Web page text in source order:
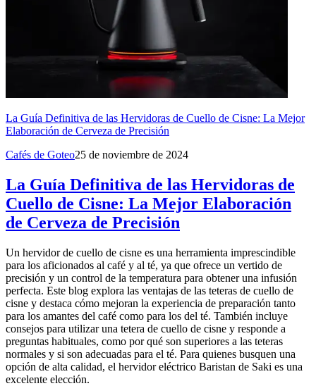
La Guía Definitiva de las Hervidoras de Cuello de Cisne: La Mejor
Elaboración de Cerveza de Precisión
Cafés de Goteo25 de noviembre de 2024
La Guía Definitiva de las Hervidoras de
Cuello de Cisne: La Mejor Elaboración
de Cerveza de Precisión
Un hervidor de cuello de cisne es una herramienta imprescindible
para los aficionados al café y al té, ya que ofrece un vertido de
precisión y un control de la temperatura para obtener una infusión
perfecta. Este blog explora las ventajas de las teteras de cuello de
cisne y destaca cómo mejoran la experiencia de preparación tanto
para los amantes del café como para los del té. También incluye
consejos para utilizar una tetera de cuello de cisne y responde a
preguntas habituales, como por qué son superiores a las teteras
normales y si son adecuadas para el té. Para quienes busquen una
opción de alta calidad, el hervidor eléctrico Baristan de Saki es una
excelente elección.